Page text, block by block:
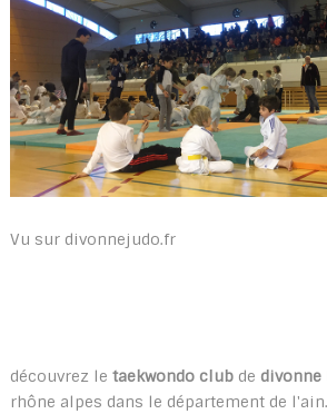
Vu sur divonnejudo.fr
découvrez le taekwondo clubde divonne
rhône alpes dans le département de l'ain.